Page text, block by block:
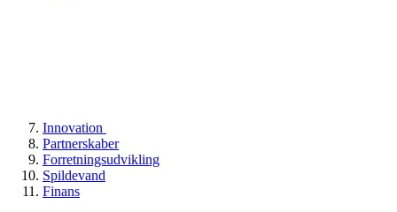
Innovation
Partnerskaber
Forretningsudvikling
Spildevand
Finans